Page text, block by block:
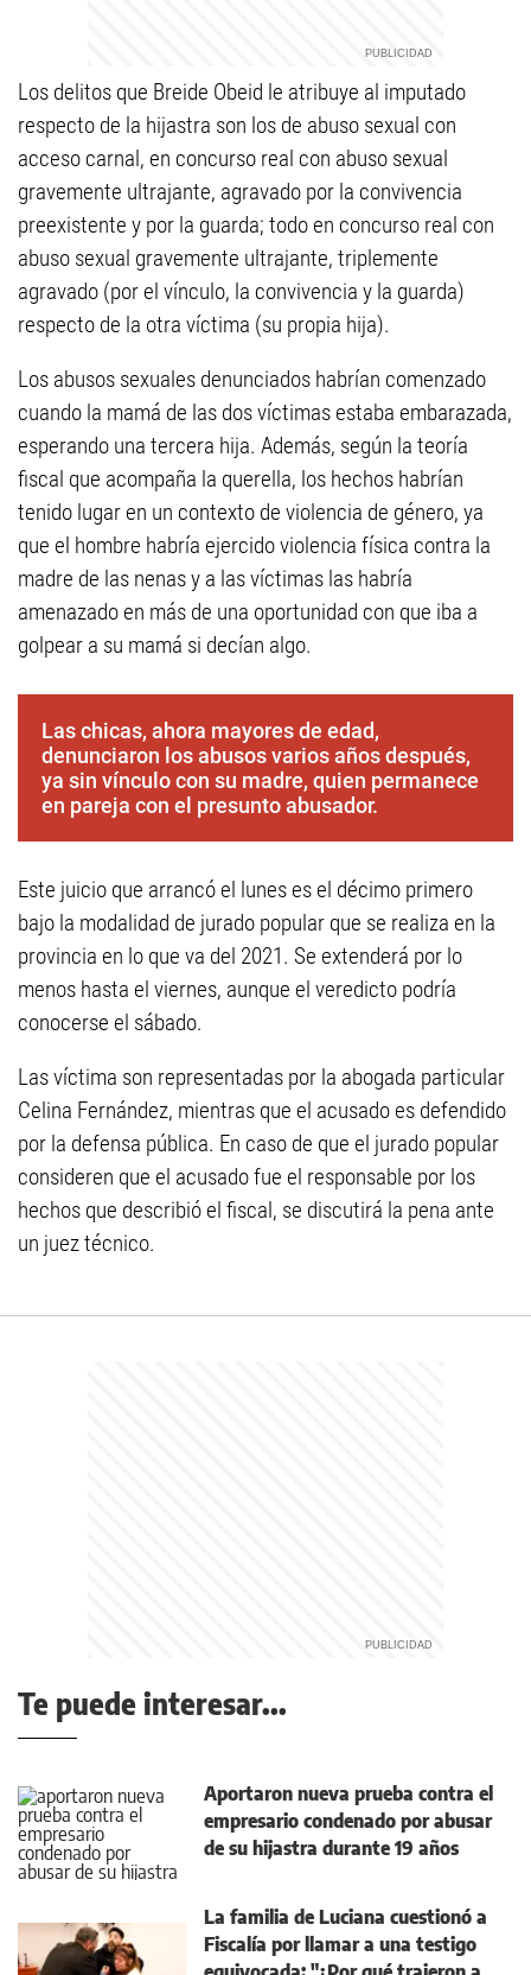
Los delitos que Breide Obeid le atribuye al imputado
respecto de la hijastra son los de abuso sexual con
acceso carnal, en concurso real con abuso sexual
gravemente ultrajante, agravado por la convivencia
preexistente y por la guarda; todo en concurso real con
abuso sexual gravemente ultrajante, triplemente
agravado (por el vínculo, la convivencia y la guarda)
respecto de la otra víctima (su propia hija).
Los abusos sexuales denunciados habrían comenzado
cuando la mamá de las dos víctimas estaba embarazada,
esperando una tercera hija. Además, según la teoría
fiscal que acompaña la querella, los hechos habrían
tenido lugar en un contexto de violencia de género, ya
que el hombre habría ejercido violencia física contra la
madre de las nenas y a las víctimas las habría
amenazado en más de una oportunidad con que iba a
golpear a su mamá si decían algo.
Las chicas, ahora mayores de edad,
denunciaron los abusos varios años después,
ya sin vínculo con su madre, quien permanece
en pareja con el presunto abusador.
Este juicio que arrancó el lunes es el décimo primero
bajo la modalidad de jurado popular que se realiza en la
provincia en lo que va del 2021. Se extenderá por lo
menos hasta el viernes, aunque el veredicto podría
conocerse el sábado.
Las víctima son representadas por la abogada particular
Celina Fernández, mientras que el acusado es defendido
por la defensa pública. En caso de que el jurado popular
consideren que el acusado fue el responsable por los
hechos que describió el fiscal, se discutirá la pena ante
un juez técnico.
Te puede interesar...
Aportaron nueva prueba contra el
empresario condenado por abusar
de su hijastra durante 19 años
La familia de Luciana cuestionó a
Fiscalía por llamar a una testigo